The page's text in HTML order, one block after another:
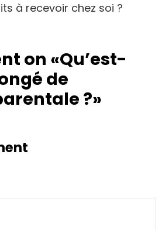
à recevoir chez soi ?
on «Qu’est-
de
?»